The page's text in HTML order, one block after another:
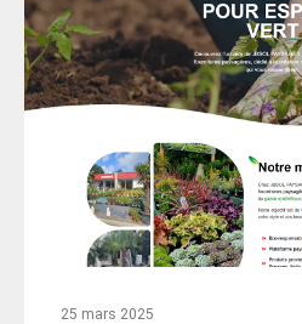
25 mars 2025